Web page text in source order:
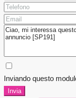
Inviando questo
Invia